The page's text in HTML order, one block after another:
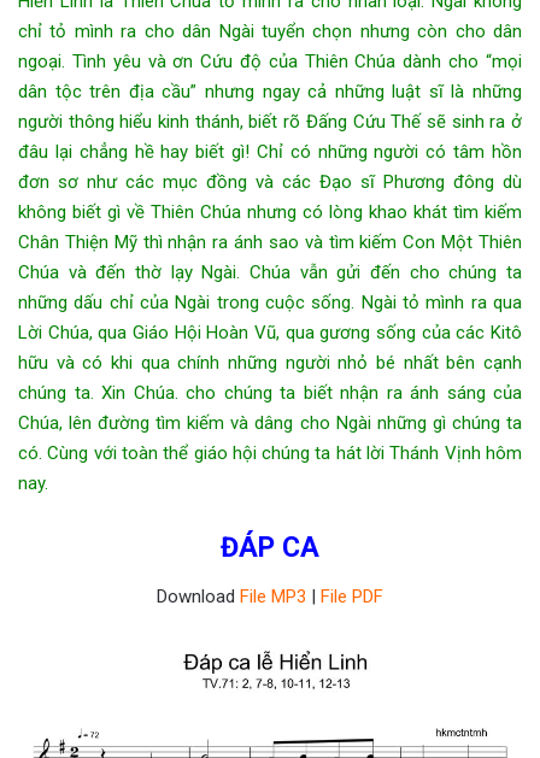
chỉ tỏ mình ra cho dân Ngài tuyển chọn nhưng còn cho dân
ngoại. Tình yêu và ơn Cứu độ của Thiên Chúa dành cho “mọi
dân tộc trên địa cầu” nhưng ngay cả những luật sĩ là những
người thông hiểu kinh thánh, biết rõ Đấng Cứu Thế sẽ sinh ra ở
đâu lại chẳng hề hay biết gì! Chỉ có những người có tâm hồn
đơn sơ như các mục đồng và các Đạo sĩ Phương đông dù
không biết gì về Thiên Chúa nhưng có lòng khao khát tìm kiếm
Chân Thiện Mỹ thì nhận ra ánh sao và tìm kiếm Con Một Thiên
Chúa và đến thờ lạy Ngài. Chúa vẫn gửi đến cho chúng ta
những dấu chỉ của Ngài trong cuộc sống. Ngài tỏ mình ra qua
Lời Chúa, qua Giáo Hội Hoàn Vũ, qua gương sống của các Kitô
hữu và có khi qua chính những người nhỏ bé nhất bên cạnh
chúng ta. Xin Chúa. cho chúng ta biết nhận ra ánh sáng của
Chúa, lên đường tìm kiếm và dâng cho Ngài những gì chúng ta
có. Cùng với toàn thể giáo hội chúng ta hát lời Thánh Vịnh hôm
nay.
ĐÁP CA
Download File MP3 | File PDF